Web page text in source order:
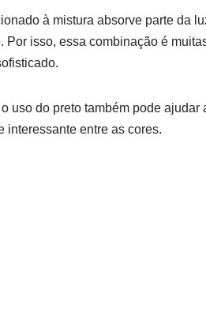
à mistura absorve parte da
Por isso, essa combinação é
uso do preto também pode
interessante entre as cores.